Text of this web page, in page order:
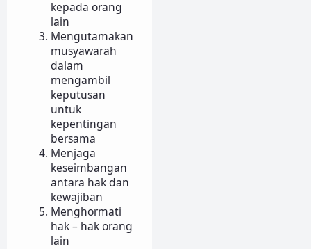
kepada orang
lain
Mengutamakan
musyawarah
dalam
mengambil
keputusan
untuk
kepentingan
bersama
Menjaga
keseimbangan
antara hak dan
kewajiban
Menghormati
hak – hak orang
lain